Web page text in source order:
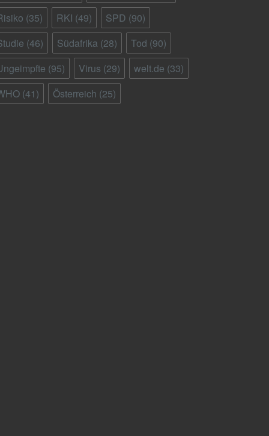
(35) RKI (49) SPD (90)
(46) Südafrika (28) Tod (90)
(95) Virus (29) welt.de (33)
(41) Österreich (25)